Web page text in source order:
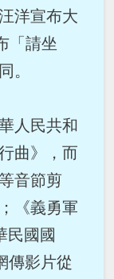
洋宣布大
「請坐
。
人民共和
曲》，而
音節剪
《義勇軍
民國國
傳影片從